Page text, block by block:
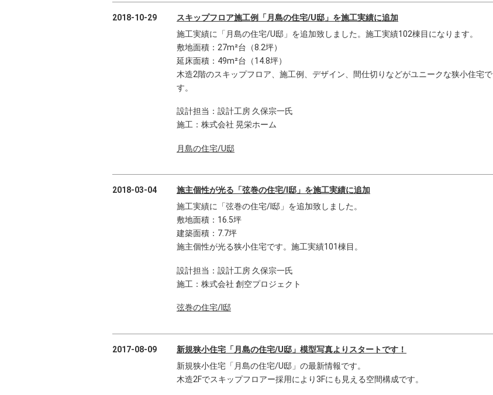
2018-10-29
スキップフロア施工例「月島の住宅/U邸」を施工実績に追加
施工実績に「月島の住宅/U邸」を追加致しました。施工実績102棟目になります。
敷地面積：27m²台（8.2坪）
延床面積：49m²台（14.8坪）
木造2階のスキップフロア、施工例、デザイン、間仕切りなどがユニークな狭小住宅で
す。
設計担当：設計工房 久保宗一氏
施工：株式会社 晃栄ホーム
月島の住宅/U邸
2018-03-04
施主個性が光る「弦巻の住宅/I邸」を施工実績に追加
施工実績に「弦巻の住宅/I邸」を追加致しました。
敷地面積：16.5坪
建築面積：7.7坪
施主個性が光る狭小住宅です。施工実績101棟目。
設計担当：設計工房 久保宗一氏
施工：株式会社 創空プロジェクト
弦巻の住宅/I邸
2017-08-09
新規狭小住宅「月島の住宅/U邸」模型写真よりスタートです！
新規狭小住宅「月島の住宅/U邸」の最新情報です。
木造2Fでスキップフロアー採用により3Fにも見える空間構成です。